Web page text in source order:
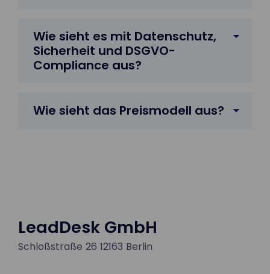
Wie sieht es mit Datenschutz,
Sicherheit und DSGVO-
Compliance aus?
Wie sieht das Preismodell aus?
LeadDesk GmbH
Schloßstraße 26 12163 Berlin